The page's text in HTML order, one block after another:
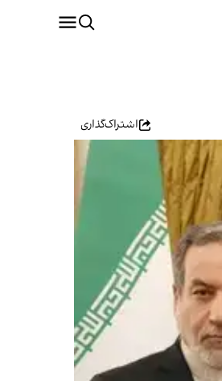
اشتراک‌گذاری